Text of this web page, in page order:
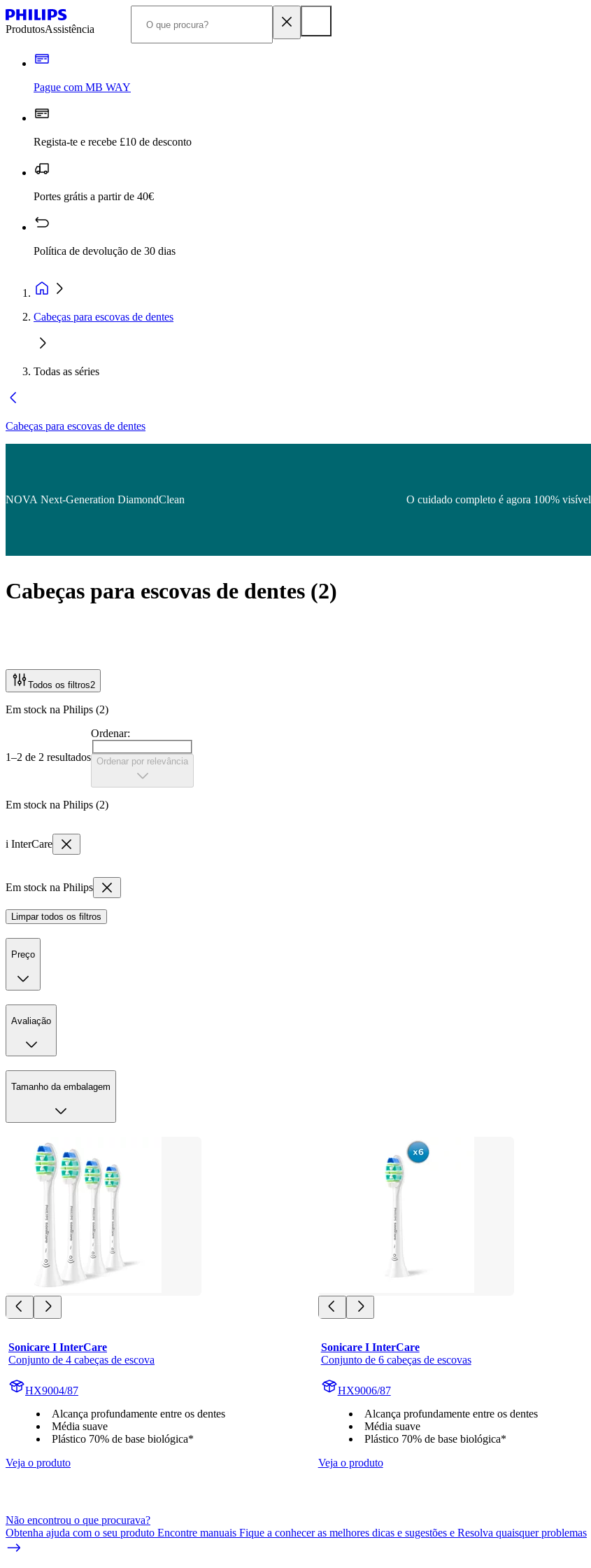
ProdutosAssistência
Pague com MB WAY
Regista-te e recebe £10 de desconto
Portes grátis a partir de 40€
Política de devolução de 30 dias
Cabeças para escovas de dentes
Todas as séries
Cabeças para escovas de dentes
NOVA Next-Generation DiamondClean O cuidado completo é agora 100% visível
Cabeças para escovas de dentes (2)
Todos os filtros2
Em stock na Philips (2)
1–2 de 2 resultados
Ordenar:
Ordenar por relevância
Em stock na Philips (2)
i InterCare
Em stock na Philips
Limpar todos os filtros
Preço
Avaliação
Tamanho da embalagem
Sonicare I InterCare
Conjunto de 4 cabeças de escova
HX9004/87
Alcança profundamente entre os dentes
Média suave
Plástico 70% de base biológica*
Veja o produto
Sonicare I InterCare
Conjunto de 6 cabeças de escovas
HX9006/87
Alcança profundamente entre os dentes
Média suave
Plástico 70% de base biológica*
Veja o produto
Não encontrou o que procurava?
Obtenha ajuda com o seu produto Encontre manuais Fique a conhecer as melhores dicas e sugestões e Resolva quaisquer problemas